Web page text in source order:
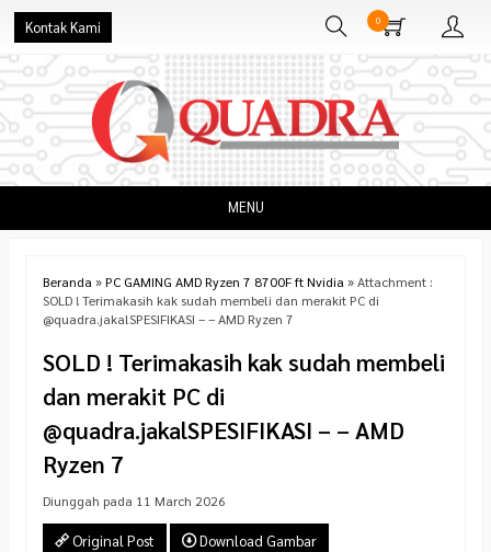
Kontak Kami 0
MENU
Beranda »PC GAMING AMD Ryzen 7 8700F ft Nvidia » Attachment :
SOLD ! Terimakasih kak sudah membeli dan merakit PC di
@quadra.jakalSPESIFIKASI – – AMD Ryzen 7
SOLD ! Terimakasih kak sudah membeli
dan merakit PC di
@quadra.jakalSPESIFIKASI – – AMD
Ryzen 7
Diunggah pada 11 March 2026
Original Post Download Gambar